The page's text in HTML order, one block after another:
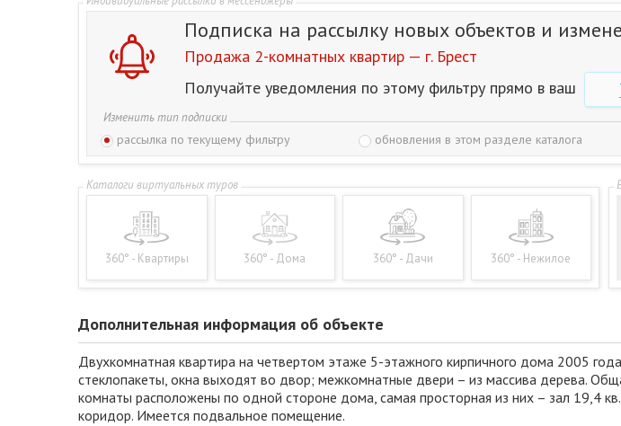
Подписка на рассылку новых объектов и
Продажа 2-комнатных квартир — г. Брест
Получайте уведомления по этому фильтру прямо в ваш
Изменить тип подписки
рассылка по текущему фильтру обновления в этом разделе каталога
360° - Квартиры 360° - Дома 360° - Дачи 360° - Нежилое
Дополнительная информация об объекте
Двухкомнатная квартира на четвертом этаже 5-этажного кирпичного дома 2005
стеклопакеты, окна выходят во двор; межкомнатные двери – из массива дерева.
комнаты расположены по одной стороне дома, самая просторная из них – зал 19,4
коридор. Имеется подвальное помещение.